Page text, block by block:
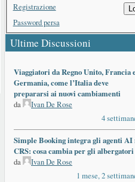
Registrazione
Password persa
Ultime Discussioni
Viaggiatori da Regno Unito, Francia
Germania, come l’Italia deve
prepararsi ai nuovi cambiamenti
da
Ivan De Rose
4
Simple Booking integra gli agenti AI
CRS: cosa cambia per gli albergatori
da
Ivan De Rose
1 mese, 2